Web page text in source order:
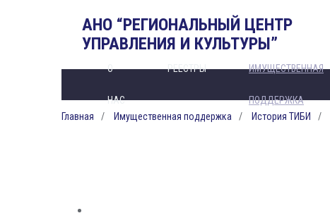
АНО “РЕГИОНАЛЬНЫЙ ЦЕНТР
УПРАВЛЕНИЯ И КУЛЬТУРЫ”
О
НАС
РЕЕСТРЫ ИМУЩЕСТВЕННАЯ
ПОДДЕРЖКА
Главная
Имущественная поддержка История ТИБИ